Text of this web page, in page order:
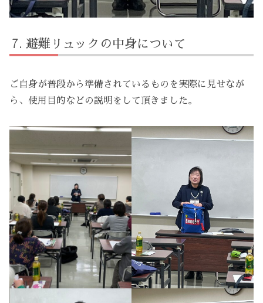
避難リュックの中身について
ご自身が普段から準備されているものを実際に見せなが
ら、使用目的などの説明をして頂きました。